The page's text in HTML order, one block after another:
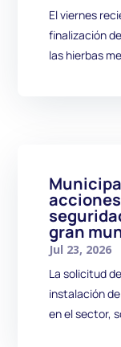
El viernes
finalización
las hierbas
gran
Jul 23, 2026
La solicitud
instalación
en el sector,